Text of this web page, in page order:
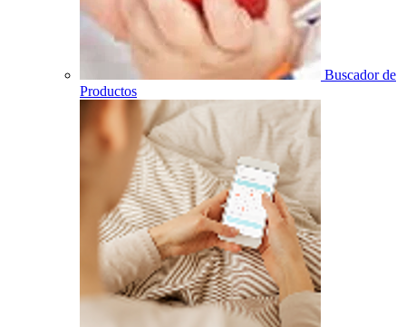
Buscador de
Productos